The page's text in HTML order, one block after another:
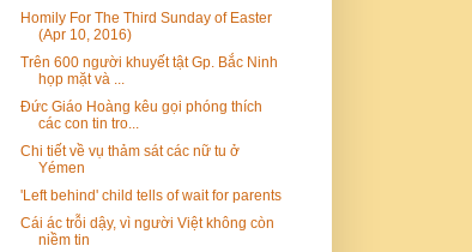
Homily For The Third Sunday of Easter
(Apr 10, 2016)
Trên 600 người khuyết tật Gp. Bắc Ninh
họp mặt và ...
Đức Giáo Hoàng kêu gọi phóng thích
các con tin tro...
Chi tiết về vụ thảm sát các nữ tu ở
Yémen
'Left behind' child tells of wait for parents
Cái ác trỗi dậy, vì người Việt không còn
niềm tin